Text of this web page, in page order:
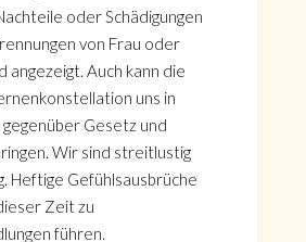
oder Schädigungen
von Frau oder
angezeigt. Auch kann die
uns in
Gesetz und
Wir sind streitlustig
Heftige Gefühlsausbrüche
Zeit zu
führen.